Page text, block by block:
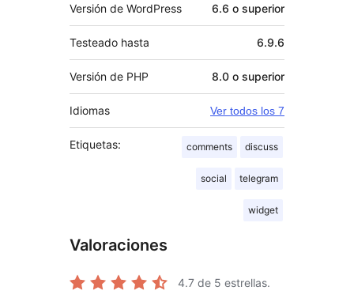
Versión de WordPress 6.6 o superior
Testeado hasta 6.9.6
Versión de PHP 8.0 o superior
Idiomas Ver todos los 7
Etiquetas: comments discuss
social telegram
widget
Valoraciones
4.7 de 5 estrellas.